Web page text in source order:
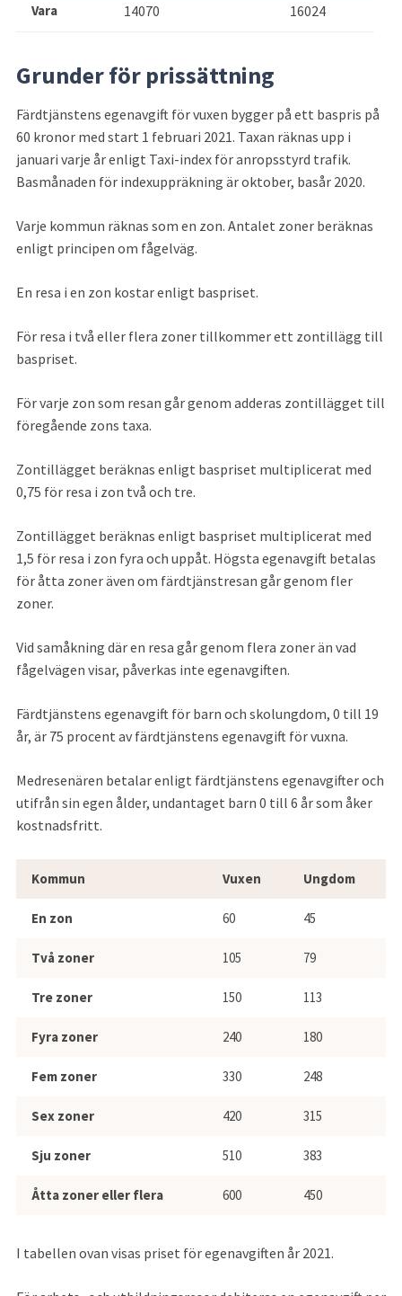
Vara 14070 16024
Grunder för prissättning
Färdtjänstens egenavgift för vuxen bygger på ett baspris på
60 kronor med start 1 februari 2021. Taxan räknas upp i
januari varje år enligt Taxi-index för anropsstyrd trafik.
Basmånaden för indexuppräkning är oktober, basår 2020.
Varje kommun räknas som en zon. Antalet zoner beräknas
enligt principen om fågelväg.
En resa i en zon kostar enligt baspriset.
För resa i två eller flera zoner tillkommer ett zontillägg till
baspriset.
För varje zon som resan går genom adderas zontillägget till
föregående zons taxa.
Zontillägget beräknas enligt baspriset multiplicerat med
0,75 för resa i zon två och tre.
Zontillägget beräknas enligt baspriset multiplicerat med
1,5 för resa i zon fyra och uppåt. Högsta egenavgift betalas
för åtta zoner även om färdtjänstresan går genom fler
zoner.
Vid samåkning där en resa går genom flera zoner än vad
fågelvägen visar, påverkas inte egenavgiften.
Färdtjänstens egenavgift för barn och skolungdom, 0 till 19
år, är 75 procent av färdtjänstens egenavgift för vuxna.
Medresenären betalar enligt färdtjänstens egenavgifter och
utifrån sin egen ålder, undantaget barn 0 till 6 år som åker
kostnadsfritt.
Egenavgift 2019
Kommun Vuxen Ungdom
En zon 60 45
Två zoner 105 79
Tre zoner 150 113
Fyra zoner 240 180
Fem zoner 330 248
Sex zoner 420 315
Sju zoner 510 383
Åtta zoner eller flera 600 450
I tabellen ovan visas priset för egenavgiften år 2021.